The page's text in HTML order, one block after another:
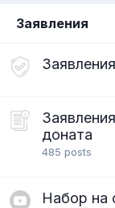
Заявления
доната
485 posts
Набор на